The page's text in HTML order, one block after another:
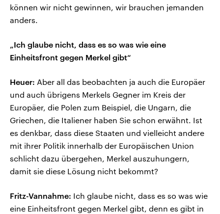
können wir nicht gewinnen, wir brauchen jemanden
anders.
„Ich glaube nicht, dass es so was wie eine
Einheitsfront gegen Merkel gibt“
Heuer: Aber all das beobachten ja auch die Europäer
und auch übrigens Merkels Gegner im Kreis der
Europäer, die Polen zum Beispiel, die Ungarn, die
Griechen, die Italiener haben Sie schon erwähnt. Ist
es denkbar, dass diese Staaten und vielleicht andere
mit ihrer Politik innerhalb der Europäischen Union
schlicht dazu übergehen, Merkel auszuhungern,
damit sie diese Lösung nicht bekommt?
Fritz-Vannahme: Ich glaube nicht, dass es so was wie
eine Einheitsfront gegen Merkel gibt, denn es gibt in